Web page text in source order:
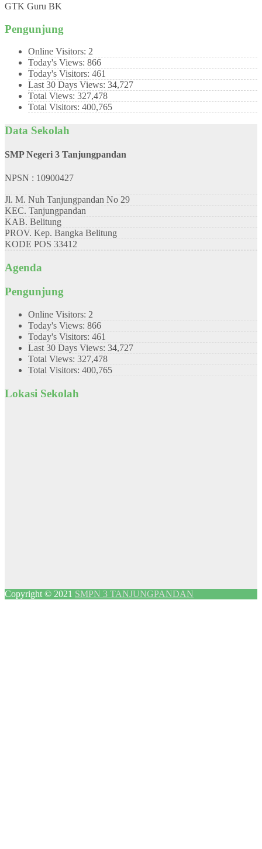
GTK Guru BK
Pengunjung
Online Visitors: 2
Today's Views: 866
Today's Visitors: 461
Last 30 Days Views: 34,727
Total Views: 327,478
Total Visitors: 400,765
Data Sekolah
SMP Negeri 3 Tanjungpandan
NPSN : 10900427
Jl. M. Nuh Tanjungpandan No 29
KEC. Tanjungpandan
KAB. Belitung
PROV. Kep. Bangka Belitung
KODE POS 33412
Agenda
Pengunjung
Online Visitors: 2
Today's Views: 866
Today's Visitors: 461
Last 30 Days Views: 34,727
Total Views: 327,478
Total Visitors: 400,765
Lokasi Sekolah
Copyright © 2021 SMPN 3 TANJUNGPANDAN